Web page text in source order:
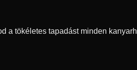
a tökéletes tapadást minden